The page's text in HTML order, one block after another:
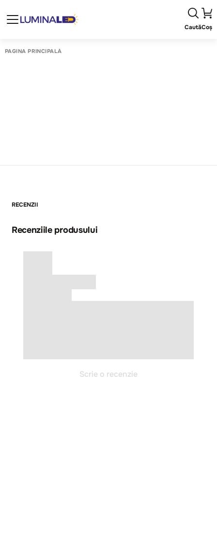
CautăCoș
PAGINA PRINCIPALĂ
RECENZII
Recenziile produsului
Scrie o recenzie